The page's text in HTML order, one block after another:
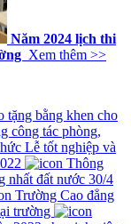
Năm 2024 lịch thi
Xem thêm >>
tặng bằng khen cho
công tác phòng,
Lễ tốt nghiệp và
Thông
nhất đất nước 30/4
Trường Cao đẳng
trường